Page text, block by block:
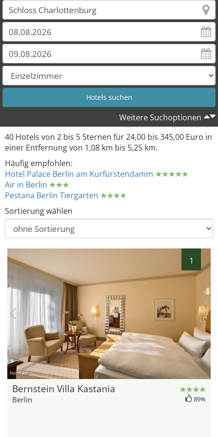
Weitere Suchoptionen
40 Hotels von 2 bis 5 Sternen für 24,00 bis 345,00 Euro in
einer Entfernung von 1,08 km bis 5,25 km.
Häufig empfohlen:
Hotel Palace Berlin am Kurfürstendamm
Air in Berlin
Pestana Berlin Tiergarten
Sortierung wählen
1
hotel.de
Bernstein Villa Kastania
Berlin 89%